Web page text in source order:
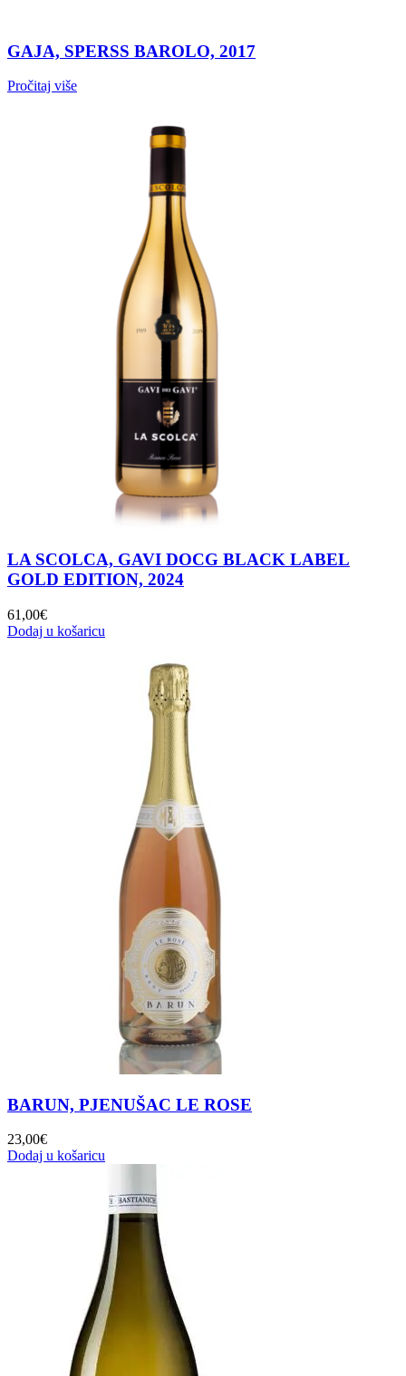
GAJA, SPERSS BAROLO, 2017
Pročitaj više
LA SCOLCA, GAVI DOCG BLACK LABEL
GOLD EDITION, 2024
61,00€
Dodaj u košaricu
BARUN, PJENUŠAC LE ROSE
23,00€
Dodaj u košaricu